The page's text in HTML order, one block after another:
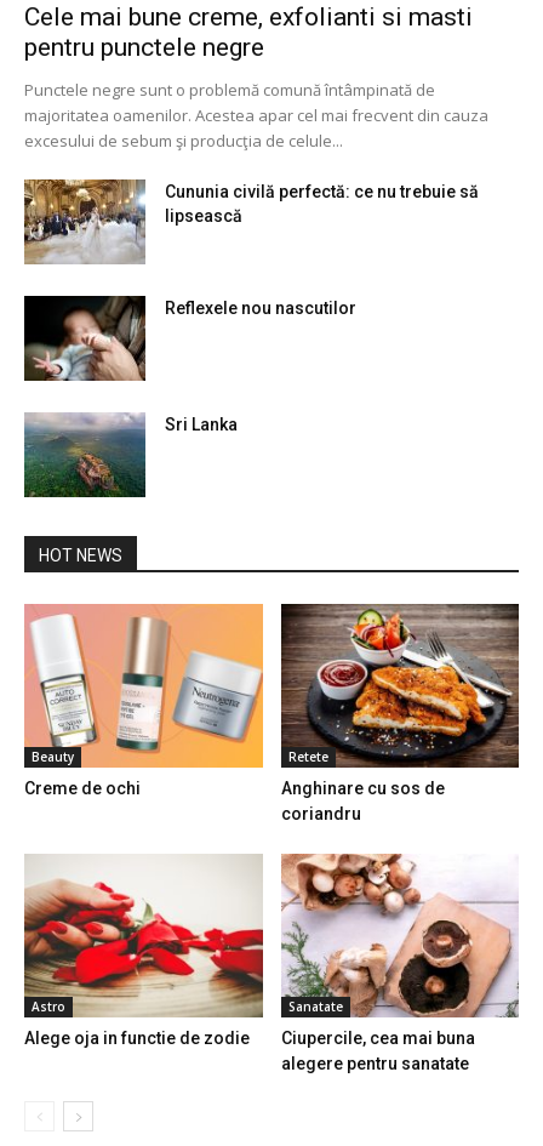
Cele mai bune creme, exfolianti si masti
pentru punctele negre
Punctele negre sunt o problemă comună întâmpinată de
majoritatea oamenilor. Acestea apar cel mai frecvent din cauza
excesului de sebum şi producţia de celule...
Cununia civilă perfectă: ce nu trebuie să
lipsească
Reflexele nou nascutilor
Sri Lanka
HOT NEWS
Beauty
Creme de ochi
Retete
Anghinare cu sos de
coriandru
Astro
Alege oja in functie de zodie
Sanatate
Ciupercile, cea mai buna
alegere pentru sanatate